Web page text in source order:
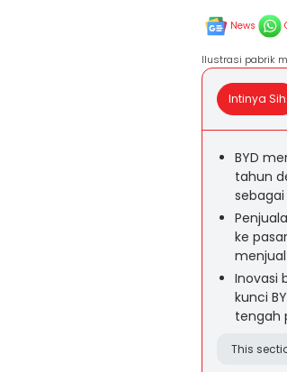
News
Ilustrasi pabrik
Intinya Sih
BYD
tahun
ke
Inovasi
kunci
tengah
This